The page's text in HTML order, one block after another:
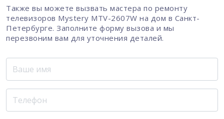
Также вы можете вызвать мастера по ремонту
телевизоров Mystery MTV-2607W на дом в Санкт-
Петербурге. Заполните форму вызова и мы
перезвоним вам для уточнения деталей.